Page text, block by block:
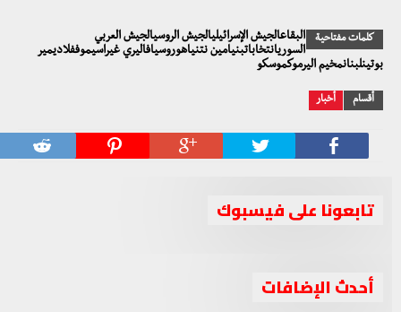
كلمات مفتاحية
البقاعالجيش الإسرائيليالجيش الروسيالجيش العربي
السوريانتخاباتبنيامين نتنياهوروسيافاليري غيراسيموففلاديمير
بوتينلبنانمخيم اليرموكموسكو
أقسام أخبار
تابعونا على فيسبوك
أحدث الإضافات